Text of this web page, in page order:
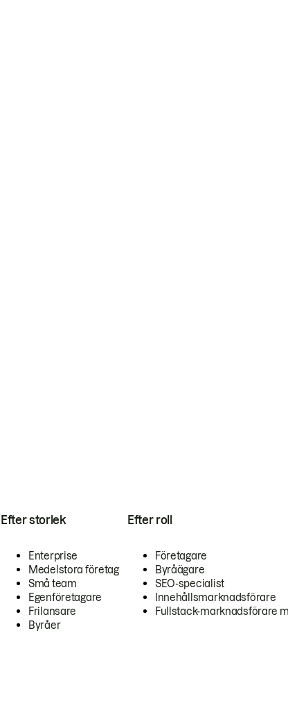
Efter storlek
Enterprise
Medelstora företag
Små team
Egenföretagare
Frilansare
Byråer
Efter roll
Företagare
Byråägare
SEO-specialist
Innehållsmarknadsförare
Fullstack-marknadsförare